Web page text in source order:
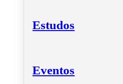
Estudos
Eventos